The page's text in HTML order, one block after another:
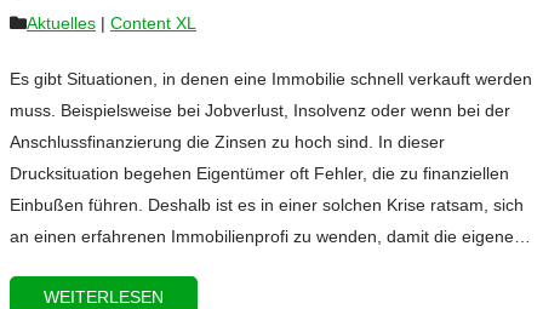
Aktuelles | Content XL
Es gibt Situationen, in denen eine Immobilie schnell verkauft werden
muss. Beispielsweise bei Jobverlust, Insolvenz oder wenn bei der
Anschlussfinanzierung die Zinsen zu hoch sind. In dieser
Drucksituation begehen Eigentümer oft Fehler, die zu finanziellen
Einbußen führen. Deshalb ist es in einer solchen Krise ratsam, sich
an einen erfahrenen Immobilienprofi zu wenden, damit die eigene…
WEITERLESEN